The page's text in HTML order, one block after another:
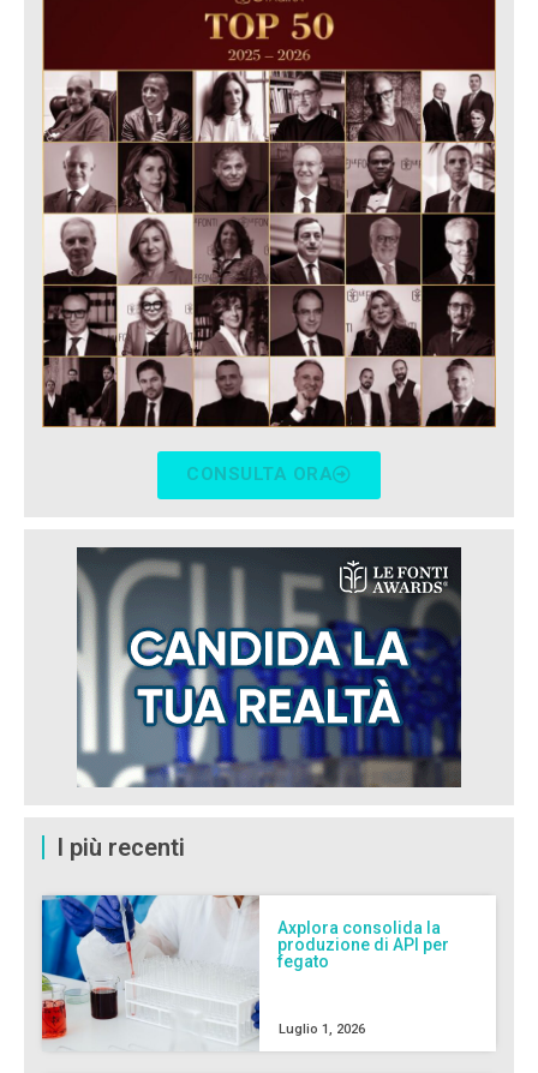
CONSULTA ORA
I più recenti
Axplora consolida la
produzione di API per
fegato
Luglio 1, 2026